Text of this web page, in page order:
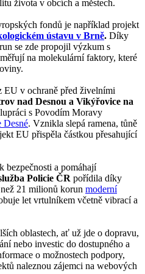
života v obcích a městech.
fondů je například projekt
ústavu v Brně. Díky
se zde propojil výzkum s
na molekulární faktory, které
EU v ochraně před živelními
nad Desnou a Vikýřovice na
s Povodím Moravy
Desné. Vznikla slepá ramena, tůně
EU přispěla částkou přesahující
bezpečnosti a pomáhají
Policie ČR pořídila díky
21 milionů korun moderní
let vrtulníkem včetně vibrací a
oblastech, ať už jde o dopravu,
nebo investic do dostupného a
o možnostech podpory,
naleznou zájemci na webových